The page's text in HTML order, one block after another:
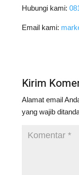
Hubungi kami:
Email kami:
Kirim
Alamat email
yang wajib